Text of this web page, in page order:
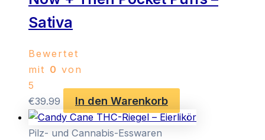
Sativa
Bewertet
mit 0 von
5
€39.99 In den Warenkorb
Pilz- und Cannabis-Esswaren